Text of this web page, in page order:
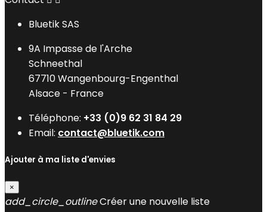
Bluetik SAS
9A Impasse de l'Arche
Schneethal
67710 Wangenbourg-Engenthal
Alsace - France
Téléphone: +33 (0)9 62 31 84 29
Email: contact@bluetik.com
Ajouter à ma liste d'envies
×
add_circle_outlineCréer une nouvelle liste